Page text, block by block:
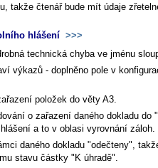
takže čtenář bude mít údaje
hlášení >>>
technická chyba ve jménu
výkazů - doplněno pole v
položek do věty A3.
o zařazení daného dokladu do
a to v oblasi vyrovnání záloh.
daného dokladu "odečteny",
stavu částky "K úhradě".